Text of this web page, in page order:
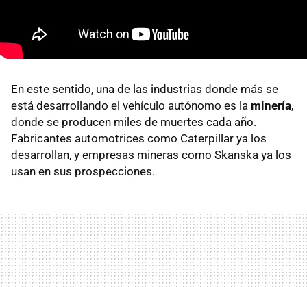
En este sentido, una de las industrias donde más se
está desarrollando el vehículo autónomo es la minería,
donde se producen miles de muertes cada año.
Fabricantes automotrices como Caterpillar ya los
desarrollan, y empresas mineras como Skanska ya los
usan en sus prospecciones.